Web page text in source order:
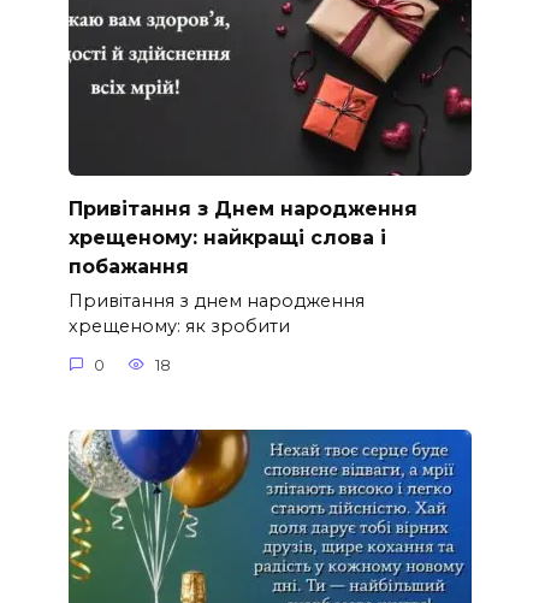
Привітання з Днем народження
хрещеному: найкращі слова і
побажання
Привітання з днем народження
хрещеному: як зробити
0 18